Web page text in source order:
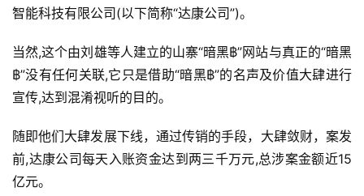
智能科技有限公司(以下简称“达康公司”)。
当然,这个由刘雄等人建立的山寨“暗黑฿”网站与真正的“暗黑
฿”没有任何关联,它只是借助“暗黑฿”的名声及价值大肆进行
宣传,达到混淆视听的目的。
随即他们大肆发展下线，通过传销的手段，大肆敛财，案发
前,达康公司每天入账资金达到两三千万元,总涉案金额近15
亿元。